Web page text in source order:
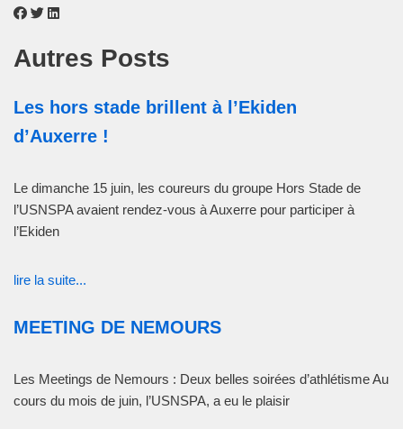
Autres Posts
Les hors stade brillent à l’Ekiden
d’Auxerre !
Le dimanche 15 juin, les coureurs du groupe Hors Stade de
l’USNSPA avaient rendez-vous à Auxerre pour participer à
l’Ekiden
lire la suite...
MEETING DE NEMOURS
Les Meetings de Nemours : Deux belles soirées d’athlétisme Au
cours du mois de juin, l’USNSPA, a eu le plaisir